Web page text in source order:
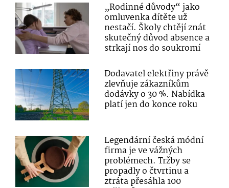
„Rodinné důvody“ jako
omluvenka dítěte už
nestačí. Školy chtějí znát
skutečný důvod absence a
strkají nos do soukromí
Dodavatel elektřiny právě
zlevňuje zákazníkům
dodávky o 30 %. Nabídka
platí jen do konce roku
Legendární česká módní
firma je ve vážných
problémech. Tržby se
propadly o čtvrtinu a
ztráta přesáhla 100